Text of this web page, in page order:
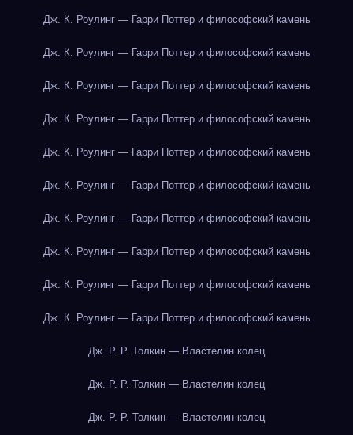
Дж. К. Роулинг — Гарри Поттер и философский камень
Дж. К. Роулинг — Гарри Поттер и философский камень
Дж. К. Роулинг — Гарри Поттер и философский камень
Дж. К. Роулинг — Гарри Поттер и философский камень
Дж. К. Роулинг — Гарри Поттер и философский камень
Дж. К. Роулинг — Гарри Поттер и философский камень
Дж. К. Роулинг — Гарри Поттер и философский камень
Дж. К. Роулинг — Гарри Поттер и философский камень
Дж. К. Роулинг — Гарри Поттер и философский камень
Дж. К. Роулинг — Гарри Поттер и философский камень
Дж. Р. Р. Толкин — Властелин колец
Дж. Р. Р. Толкин — Властелин колец
Дж. Р. Р. Толкин — Властелин колец